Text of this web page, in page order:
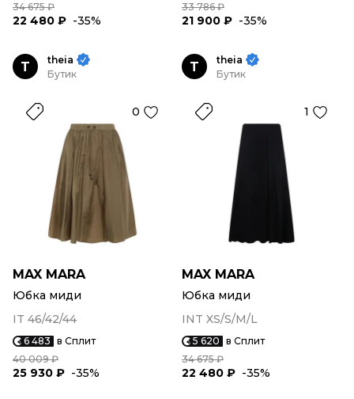
34 675 ₽
22 480 ₽ -35%
33 786 ₽
21 900 ₽ -35%
T
theia
Бутик
0
MAX MARA
Юбка миди
IT 46/42/44
6 483 в Сплит
40 009 ₽
25 930 ₽ -35%
T
theia
Бутик
1
MAX MARA
Юбка миди
INT XS/S/M/L
5 620 в Сплит
34 675 ₽
22 480 ₽ -35%